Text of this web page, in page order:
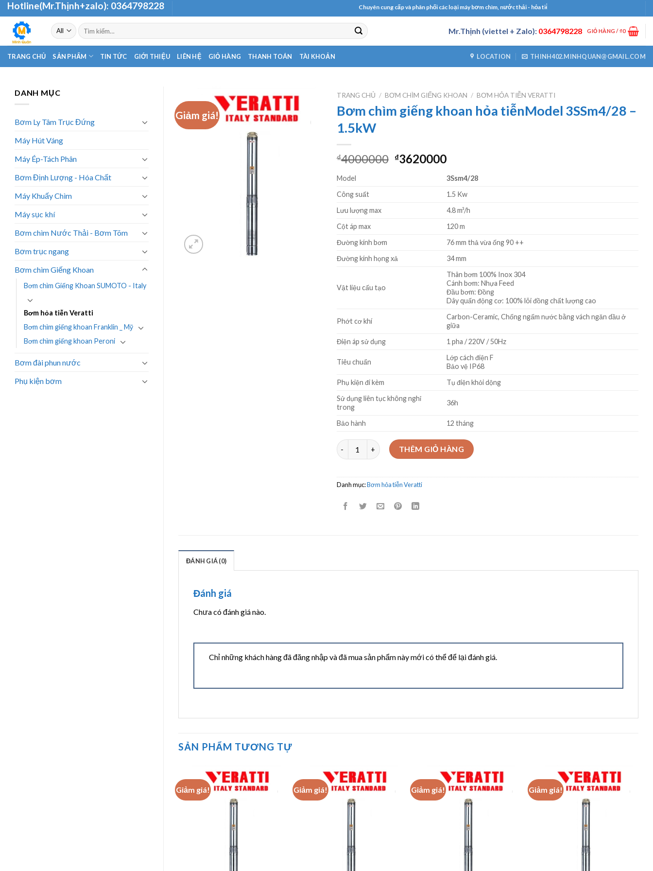
Skip
to
content
Hotline(Mr.Thịnh+zalo): 0364798228 Chuyên cung cấp và phân phối các loại máy bơm chìm, nước thải - hỏa tiễn, bơm công nghiệp, bơm định lượng, máy
Tìm
kiếm:
Mr.Thịnh (viettel + Zalo): 0364798228 GIỎ HÀNG /₫0
TRANG CHỦ SẢN PHẨM TIN TỨC GIỚI THIỆU LIÊN HỆ GIỎ HÀNG THANH TOÁN TÀI KHOẢN LOCATION THINH402.MINHQUAN@GMAIL.COM
DANH MỤC
Bơm Ly Tâm Trục Đứng
Máy Hút Váng
Máy Ép-Tách Phân
Bơm Định Lượng - Hóa Chất
Máy Khuấy Chìm
Máy sục khí
Bơm chìm Nước Thải - Bơm Tõm
Bơm trục ngang
Bơm chìm Giếng Khoan
Bơm chìm Giếng Khoan SUMOTO - Italy
Bơm hỏa tiễn Veratti
Bơm chìm giếng khoan Franklin _ Mỹ
Bơm chìm giếng khoan Peroni
Bơm đài phun nước
Phụ kiện bơm
Giảm giá!
TRANG CHỦ / BƠM CHÌM GIẾNG KHOAN / BƠM HỎA TIỄN VERATTI
Bơm chìm giếng khoan hỏa tiễnModel 3SSm4/28 –
1.5kW
₫4000000 Giá
₫4000000.
₫3620000Giá
tại
là:
₫3620000.
Model
3Ssm4/28
Công suất
1.5 Kw
Lưu lượng max
4.8 m³/h
Cột áp max
120 m
Đường kính bơm
76 mm thả vừa ống 90 ++
Đường kính họng xả
34 mm
Vật liệu cấu tạo
Thân bơm 100% Inox 304
Cánh bơm: Nhựa Feed
Đầu bơm: Đồng
Dây quấn động cơ: 100% lõi đồng chất lượng cao
Phớt cơ khí
Carbon-Ceramic, Chống ngấm nước bằng vách ngăn dầu ở
giữa
Điện áp sử dụng
1 pha / 220V / 50Hz
Tiêu chuẩn
Lớp cách điện F
Bảo vệ IP68
Phụ kiện đi kèm
Tụ điện khỏi dộng
Sử dụng liên tục không nghỉ
trong
36h
Bảo hành 12 tháng
Bơm chìm giếng khoan hỏa tiễnModel 3SSm4/28 – 1.5kW số lượng
THÊM GIỎ HÀNG
Danh mục:Bơm hỏa tiễn Veratti
ĐÁNH GIÁ (0)
Đánh giá
Chưa có đánh giá nào.
Chỉ những khách hàng đã đăng nhập và đã mua sản phẩm này mới có thể để lại đánh giá.
SẢN PHẨM TƯƠNG TỰ
Giảm giá! Giảm giá! Giảm giá! Giảm giá!